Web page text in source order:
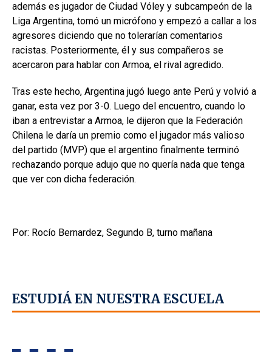
además es jugador de Ciudad Vóley y subcampeón de la
Liga Argentina, tomó un micrófono y empezó a callar a los
agresores diciendo que no tolerarían comentarios
racistas. Posteriormente, él y sus compañeros se
acercaron para hablar con Armoa, el rival agredido.
Tras este hecho, Argentina jugó luego ante Perú y volvió a
ganar, esta vez por 3-0. Luego del encuentro, cuando lo
iban a entrevistar a Armoa, le dijeron que la Federación
Chilena le daría un premio como el jugador más valioso
del partido (MVP) que el argentino finalmente terminó
rechazando porque adujo que no quería nada que tenga
que ver con dicha federación.
Por: Rocío Bernardez, Segundo B, turno mañana
ESTUDIÁ EN NUESTRA ESCUELA